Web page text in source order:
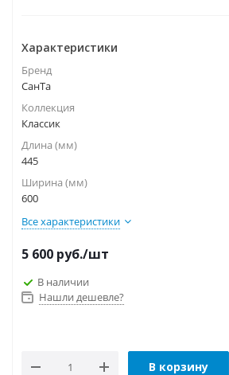
Характеристики
Бренд
СанТа
Коллекция
Классик
Длина (мм)
445
Ширина (мм)
600
Все характеристики
5 600 руб./шт
В наличии
Нашли дешевле?
В корзину